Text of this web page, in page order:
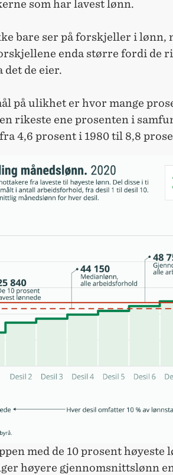
som har lavest lønn.
bare ser på forskjeller i lønn,
enda større fordi de
de eier.
på ulikhet er hvor mange
rikeste ene prosenten i
4,6 prosent i 1980 til 8,8
med de 10 prosent høyeste
høyere gjennomsnittslønn